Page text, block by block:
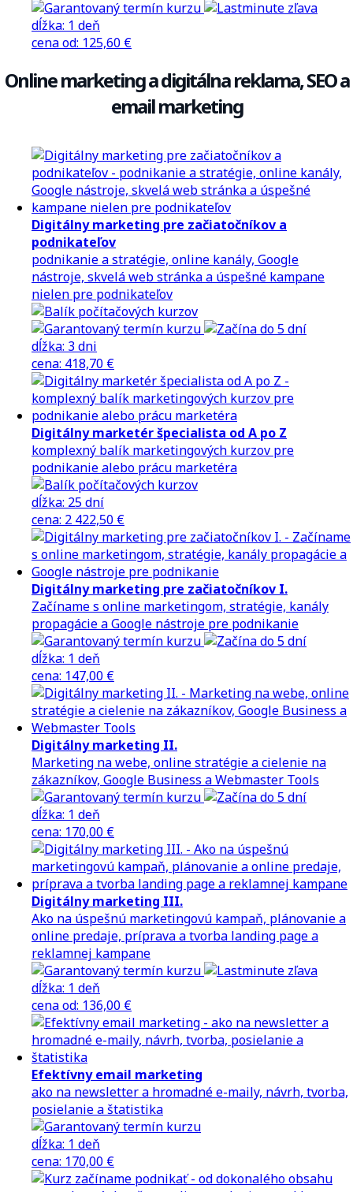
dĺžka: 1 deň
cenaod: 125,60 €
Online marketing a digitálna reklama, SEO a
email marketing
Digitálny marketing pre začiatočníkov a
podnikateľov
podnikanie a stratégie, online kanály, Google
nástroje, skvelá web stránka a úspešné kampane
nielen pre podnikateľov
dĺžka: 3 dni
cena: 418,70 €
Digitálny marketér špecialista od A po Z
komplexný balík marketingových kurzov pre
podnikanie alebo prácu marketéra
dĺžka: 25 dní
cena: 2 422,50 €
Digitálny marketing pre začiatočníkov I.
Začíname s online marketingom, stratégie, kanály
propagácie a Google nástroje pre podnikanie
dĺžka: 1 deň
cena: 147,00 €
Digitálny marketing II.
Marketing na webe, online stratégie a cielenie na
zákazníkov, Google Business a Webmaster Tools
dĺžka: 1 deň
cena: 170,00 €
Digitálny marketing III.
Ako na úspešnú marketingovú kampaň, plánovanie a
online predaje, príprava a tvorba landing page a
reklamnej kampane
dĺžka: 1 deň
cenaod: 136,00 €
Efektívny email marketing
ako na newsletter a hromadné e-maily, návrh, tvorba,
posielanie a štatistika
dĺžka: 1 deň
cena: 170,00 €